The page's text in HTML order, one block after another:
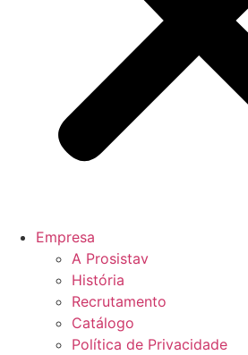
Empresa
A Prosistav
História
Recrutamento
Catálogo
Política de Privacidade